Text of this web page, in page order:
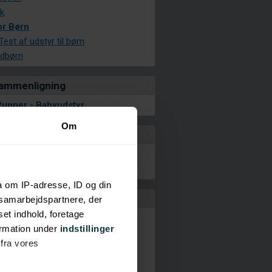
Om
om IP-adresse, ID og din
der
indhold, foretage
under indstillinger
vores
Børn
af udstyr til børn
- Babyudstyr
& Interiør